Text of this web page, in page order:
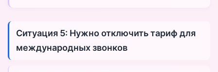
Ситуация 5: Нужно отключить тариф для
международных звонков